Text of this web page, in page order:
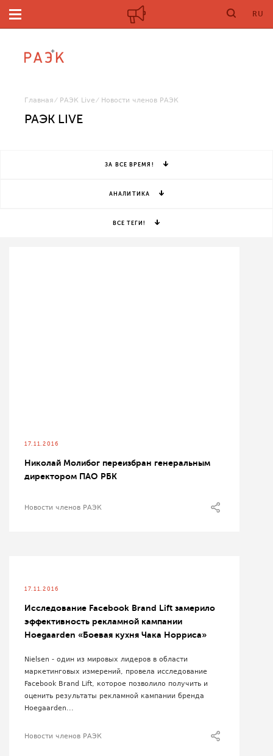
RU
Главная РАЭК Live Новости членов РАЭК
РАЭК LIVE
ЗА ВСЕ ВРЕМЯ!
АНАЛИТИКА
ВСЕ ТЕГИ!
17.11.2016
Николай Молибог переизбран генеральным
директором ПАО РБК
Новости членов РАЭК
17.11.2016
Исследование Facebook Brand Lift замерило
эффективность рекламной кампании
Hoegaarden «Боевая кухня Чака Норриса»
Nielsen - один из мировых лидеров в области
маркетинговых измерений, провела исследование
Facebook Brand Lift, которое позволило получить и
оценить результаты рекламной кампании бренда
Hoegaarden...
Новости членов РАЭК